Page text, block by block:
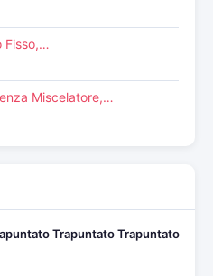
Fisso,…
Miscelatore,…
Trapuntato Trapuntato